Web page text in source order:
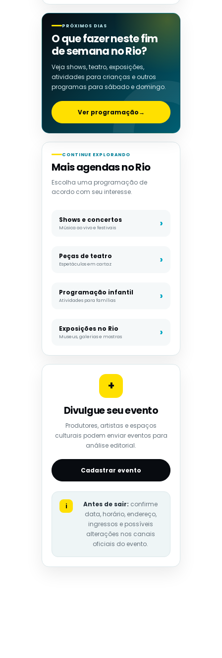
PRÓXIMOS DIAS
O que fazer neste fim
de semana no Rio?
Veja shows, teatro, exposições,
atividades para crianças e outros
programas para sábado e domingo.
Ver programação→
CONTINUE EXPLORANDO
Mais agendas no Rio
Escolha uma programação de
acordo com seu interesse.
Shows e concertos
Música ao vivo e festivais
Peças de teatro
Espetáculos em cartaz
Programação infantil
Atividades para famílias
Exposições no Rio
Museus, galerias e mostras
+
Divulgue seu evento
Produtores, artistas e espaços
culturais podem enviar eventos para
análise editorial.
Cadastrar evento
i Antes de sair: confirme
data, horário, endereço,
ingressos e possíveis
alterações nos canais
oficiais do evento.